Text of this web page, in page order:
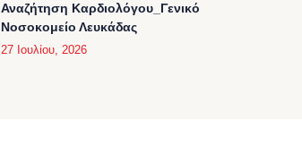
Αναζήτηση Καρδιολόγου_Γενικό
Νοσοκομείο Λευκάδας
27 Ιουλίου, 2026